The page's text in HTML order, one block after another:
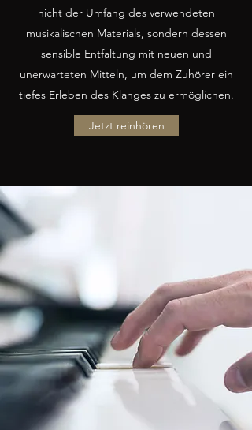
nicht der Umfang des verwendeten
musikalischen Materials, sondern dessen
sensible Entfaltung mit neuen und
unerwarteten Mitteln, um dem Zuhörer ein
tiefes Erleben des Klanges zu ermöglichen.
Jetzt reinhören